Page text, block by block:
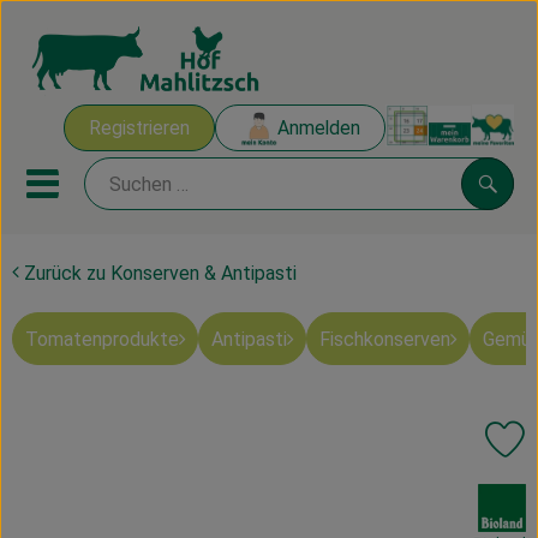
Registrieren Anmelden
Mobiles Menu öffnen oder
Ökokisten
Mahlitzscher Produkte
Zurück zu Konserven & Antipasti
Tomatenprodukte Antipasti Fischkonserven